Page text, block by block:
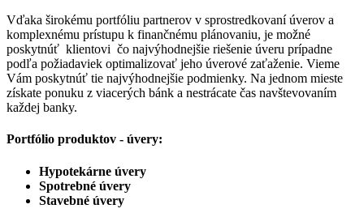
Vďaka širokému portfóliu partnerov v sprostredkovaní úverov a
komplexnému prístupu k finančnému plánovaniu, je možné
poskytnúť klientovi čo najvýhodnejšie riešenie úveru prípadne
podľa požiadaviek optimalizovať jeho úverové zaťaženie. Vieme
Vám poskytnúť tie najvýhodnejšie podmienky. Na jednom mieste
získate ponuku z viacerých bánk a nestrácate čas navštevovaním
každej banky.
Portfólio produktov - úvery:
Hypotekárne úvery
Spotrebné úvery
Stavebné úvery